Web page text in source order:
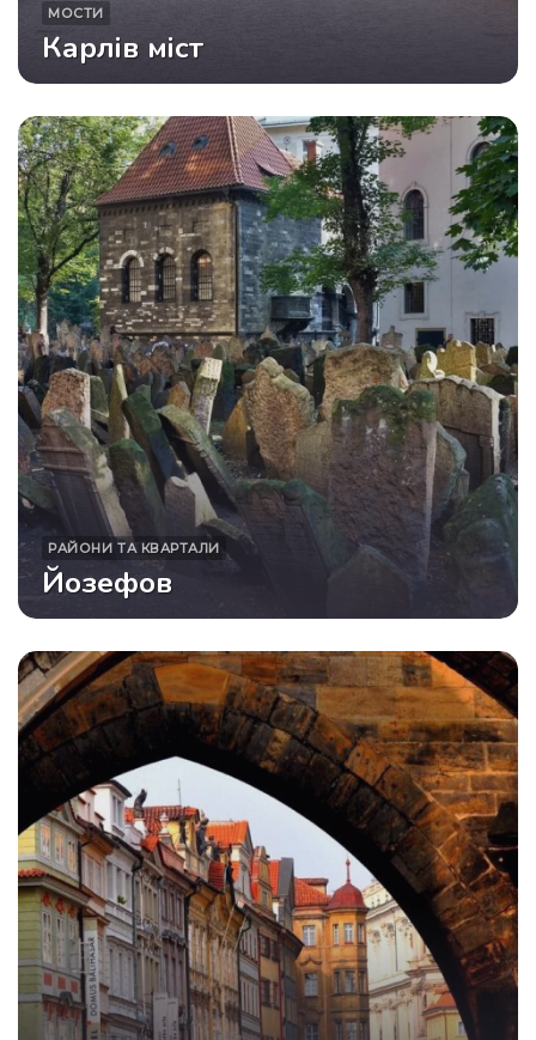
МОСТИ
Карлів міст
РАЙОНИ ТА КВАРТАЛИ
Йозефов